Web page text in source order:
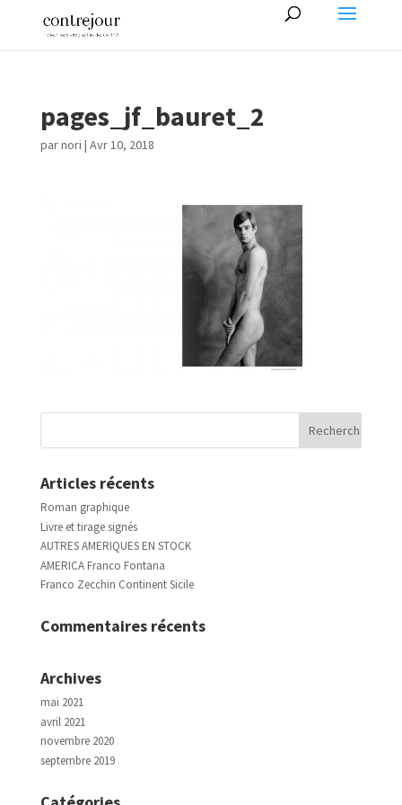
pages_jf_bauret_2
parnori | Avr 10, 2018
Articles récents
Roman graphique
Livre et tirage signés
AUTRES AMERIQUES EN STOCK
AMERICA Franco Fontana
Franco Zecchin Continent Sicile
Commentaires récents
Archives
mai 2021
avril 2021
novembre 2020
septembre 2019